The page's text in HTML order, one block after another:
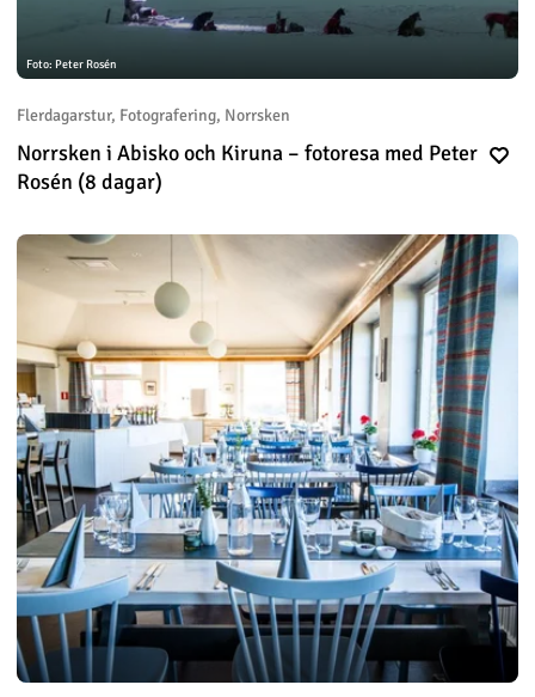
Foto: Peter Rosén
Flerdagarstur, Fotografering, Norrsken
Norrsken i Abisko och Kiruna – fotoresa med Peter
Rosén (8 dagar)